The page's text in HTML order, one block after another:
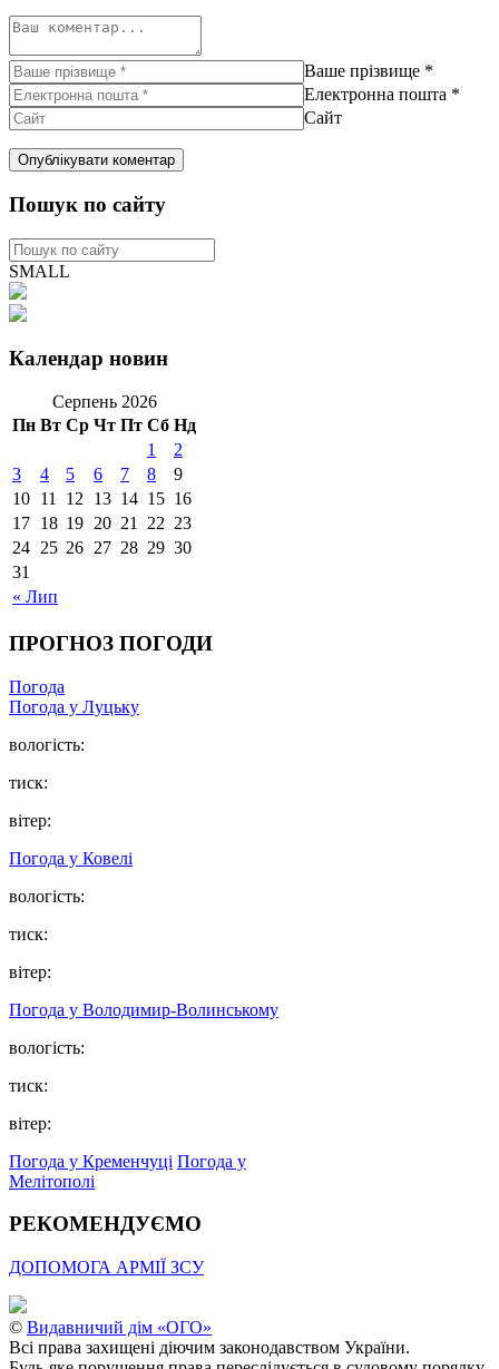
Ваше прізвище *
Електронна пошта *
Сайт
Пошук по сайту
SMALL
Календар новин
Серпень 2026
Пн Вт Ср Чт Пт Сб Нд
« Лип
1
2
3
4 5 6 7 8
9
10 11 12 13 14 15 16
17 18 19 20 21 22 23
24 25 26 27 28 29 30
31
ПРОГНОЗ ПОГОДИ
Погода
Погода у Луцьку
вологість:
тиск:
вітер:
Погода у Ковелі
вологість:
тиск:
вітер:
Погода у Володимир-Волинському
вологість:
тиск:
вітер:
Погода у Кременчуці Погода у
Мелітополі
РЕКОМЕНДУЄМО
ДОПОМОГА АРМІЇ ЗСУ
© Видавничий дім «ОГО»
Всі права захищені діючим законодавством України.